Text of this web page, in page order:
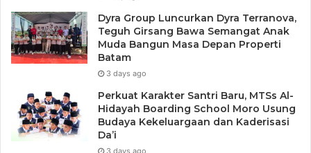
Masalahnya, masyarakat sering kali langsung percaya
karena bahasa AI terlihat akademis dan terstruktur.
Padahal belum tentu sesuai dengan realitas di lapangan.
membaca hubungan komunikasi antara Amsakar Achmad
dan Li Claudia Chandra secara terlalu sederhana.
Perbedaan gaya komunikasi keduanya kemudian
Dyra Group Luncurkan Dyra Terranova,
Teguh Girsang Bawa Semangat Anak
Muda Bangun Masa Depan Properti
Batam
3 days ago
Perkuat Karakter Santri Baru, MTSs Al-
Hidayah Boarding School Moro Usung
Budaya Kekeluargaan dan Kaderisasi
Da’i